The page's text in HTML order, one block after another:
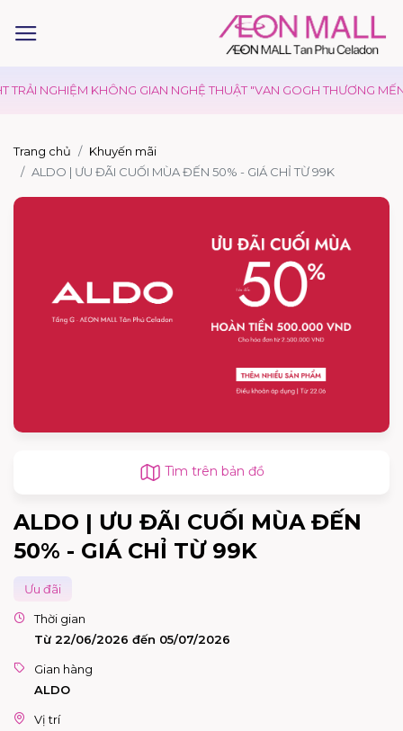
NGHIỆM KHÔNG GIAN NGHỆ THUẬT "VAN GOGH THƯƠNG MẾN"
Trang chủ
Khuyến mãi
ALDO | ƯU ĐÃI CUỐI MÙA ĐẾN 50% - GIÁ CHỈ TỪ 99K
Tìm trên bản đồ
ALDO | ƯU ĐÃI CUỐI MÙA ĐẾN
50% - GIÁ CHỈ TỪ 99K
Ưu đãi
Thời gian
Từ 22/06/2026 đến 05/07/2026
Gian hàng
ALDO
Vị trí